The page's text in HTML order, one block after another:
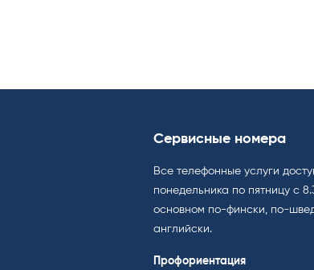
Сервисные номера
Все телефонные услуги
понедельника по пятницу с
основном по-фински, по-
английски.
Профориентация